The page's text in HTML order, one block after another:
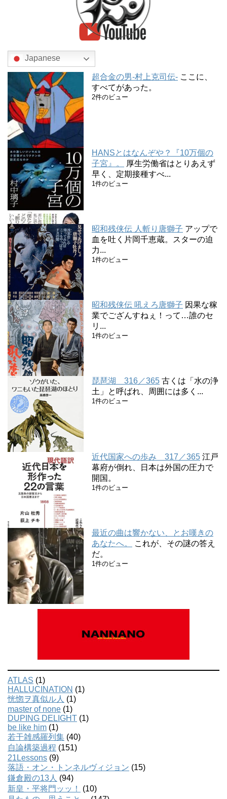
Japanese
超合金の男-村上克司伝- ここに、
すべてがあった。
2件のビュー
HANSとはなんぞや？『10万個の
子宮』。
厚生労働省はとりあえず
早く、定期接種すべ...
1件のビュー
昭和残侠伝 人斬り唐獅子 アップで
血を吐く片岡千恵蔵。スターの迫
力...
1件のビュー
昭和残侠伝 吼えろ唐獅子 因果な稼
業でござんすねぇ！って…誰のセ
リ...
1件のビュー
琵琶湖 316／365 古くは「水の浄
土」と呼ばれ、周囲には多く...
1件のビュー
近代国家への歩み 317／365 江戸
幕府が倒れ、日本は外国の圧力で
開国。
1件のビュー
最近の曲は響かない、とお嘆きの
あなたへ。
これが、その謎の答え
だ。
1件のビュー
ATLAS (1)
HALLUCINATION (1)
恍惚ヲ真似ル人 (1)
master of none (1)
DUPING DELIGHT (1)
be like him (1)
若干雑感羅列集 (40)
自論構築過程 (151)
21Lessons (9)
落語・オン・トンネルヴィジョン (15)
鎌倉殿の13人 (94)
新皇・平将門ッッ！
(10)